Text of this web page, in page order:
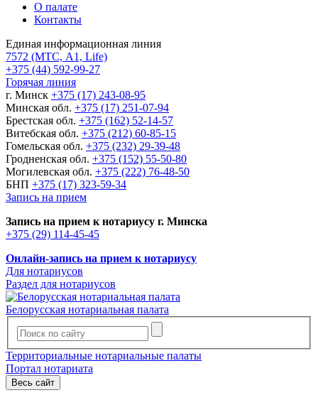
О палате
Контакты
Единая информационная линия
7572 (МТС, A1, Life)
+375 (44) 592-99-27
Горячая линия
г. Минск +375 (17) 243-08-95
Минская обл. +375 (17) 251-07-94
Брестская обл. +375 (162) 52-14-57
Витебская обл. +375 (212) 60-85-15
Гомельская обл. +375 (232) 29-39-48
Гродненская обл. +375 (152) 55-50-80
Могилевская обл. +375 (222) 76-48-50
БНП +375 (17) 323-59-34
Запись на прием
Запись на прием к нотариусу г. Минска
+375 (29) 114-45-45
Онлайн-запись на прием к нотариусу
Для нотариусов
Раздел для нотариусов
Белорусская нотариальная палата
Территориальные нотариальные палаты
Портал нотариата
Весь сайт